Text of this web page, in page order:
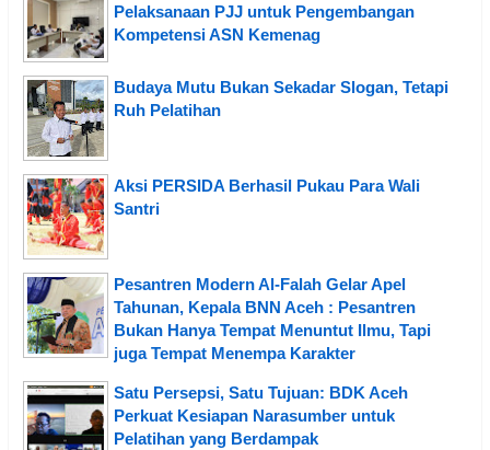
Pelaksanaan PJJ untuk Pengembangan
Kompetensi ASN Kemenag
Budaya Mutu Bukan Sekadar Slogan, Tetapi
Ruh Pelatihan
Aksi PERSIDA Berhasil Pukau Para Wali
Santri
Pesantren Modern Al-Falah Gelar Apel
Tahunan, Kepala BNN Aceh : Pesantren
Bukan Hanya Tempat Menuntut Ilmu, Tapi
juga Tempat Menempa Karakter
Satu Persepsi, Satu Tujuan: BDK Aceh
Perkuat Kesiapan Narasumber untuk
Pelatihan yang Berdampak